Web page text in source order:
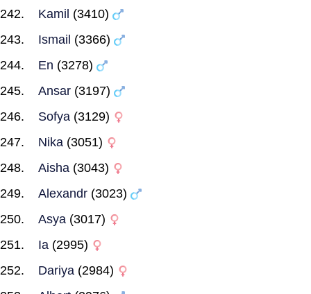
Kamil (3410)
Ismail (3366)
En (3278)
Ansar (3197)
Sofya (3129)
Nika (3051)
Aisha (3043)
Alexandr (3023)
Asya (3017)
Ia (2995)
Dariya (2984)